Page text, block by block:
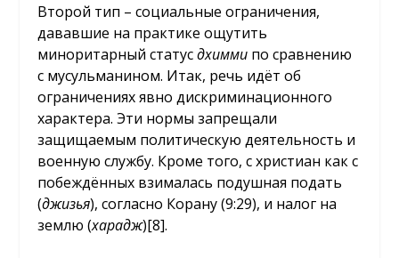
Второй тип – социальные ограничения,
дававшие на практике ощутить
миноритарный статусдхимми по сравнению
с мусульманином. Итак, речь идёт об
ограничениях явно дискриминационного
характера. Эти нормы запрещали
защищаемым политическую деятельность и
военную службу. Кроме того, с христиан как с
побеждённых взималась подушная подать
(джизья), согласно Корану (9:29), и налог на
землю (харадж)[8].